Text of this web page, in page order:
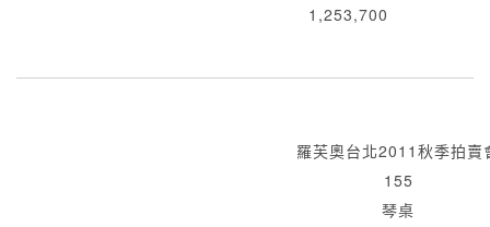
1,253,700
羅芙奧台北2011秋季拍賣
155
琴桌